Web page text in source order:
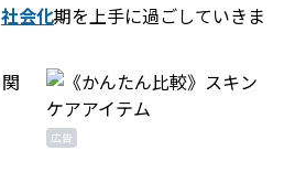
社会化期を上手に過ごしていきま
広告